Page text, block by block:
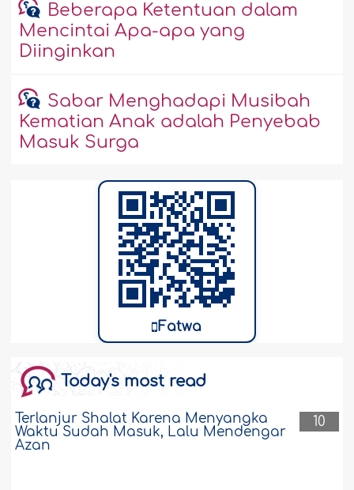
Beberapa Ketentuan dalam
Mencintai Apa-apa yang
Diinginkan
Sabar Menghadapi Musibah
Kematian Anak adalah Penyebab
Masuk Surga
Fatwa
Today's most read
10
Terlanjur Shalat Karena Menyangka
Waktu Sudah Masuk, Lalu Mendengar
Azan